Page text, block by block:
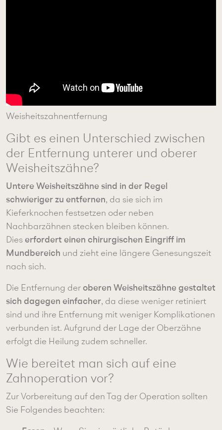
Weisheitszahnentfernung
Gibt es einen Unterschied zwischen
der Entfernung unterer und oberer
Weisheitszähne?
Untere Weisheitszähne sind in der Regel
schwieriger zu entfernen, da sie sich im
Kieferknochen festsetzen oder neben
Nachbarzähnen stecken bleiben können.
Dies erfordert einen chirurgischen Eingriff im
Mundbereich und zieht eine längere Genesungszeit
nach sich.
Die Entfernung der oberen Weisheitszähne gestaltet
sich dagegen einfacher, da diese weniger retiniert
sind und ihre Entfernung mit weniger Komplikationen
verbunden ist. Aufgrund der Lage der Oberzähne
erfolgt die Heilung zudem schneller.
Wie bereitet man sich auf eine
Zahnoperation vor?
Zur Vorbereitung auf den Tag der Operation sollten
Sie Folgendes beachten: